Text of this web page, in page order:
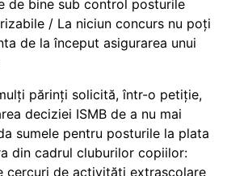
de bine sub control posturile
/ La niciun concurs nu poți
de la început asigurarea unui
părinți solicită, într-o petiție,
deciziei ISMB de a nu mai
sumele pentru posturile la plata
din cadrul cluburilor copiilor:
cercuri de activități extrașcolare